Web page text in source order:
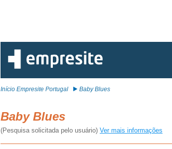
Início Empresite Portugal Baby Blues
Baby Blues
(Pesquisa solicitada pelo usuário) Ver mais informações